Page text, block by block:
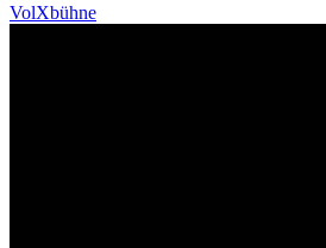
VolXbühne